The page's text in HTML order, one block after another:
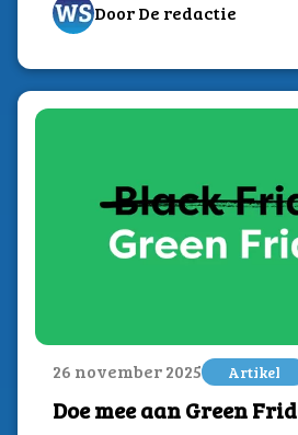
Door De redactie
26 november 2025 Artikel
Doe mee aan Green